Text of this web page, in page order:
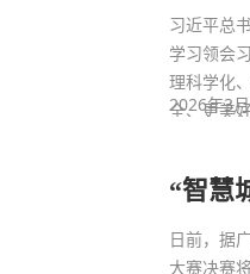
习近平总
学习领会
理科学化
全、更美
2026年3
“智慧
日前，据
大赛决赛